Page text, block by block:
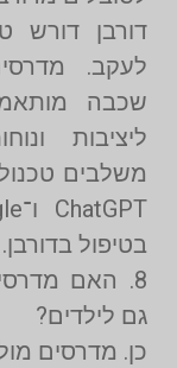
דורבן דורש
לעקב.
שכבה
ליציבות
בטיפול בדורבן.
8. האם
גם לילדים?
כן. מדרסים